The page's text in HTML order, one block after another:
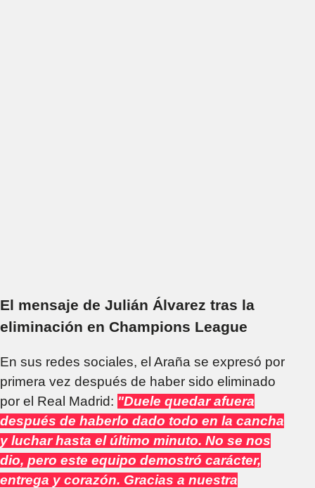
El mensaje de Julián Álvarez tras la
eliminación en Champions League
En sus redes sociales, el Araña se expresó por
primera vez después de haber sido eliminado
por el Real Madrid: "Duele quedar afuera
después de haberlo dado todo en la cancha
y luchar hasta el último minuto. No se nos
dio, pero este equipo demostró carácter,
entrega y corazón. Gracias a nuestra